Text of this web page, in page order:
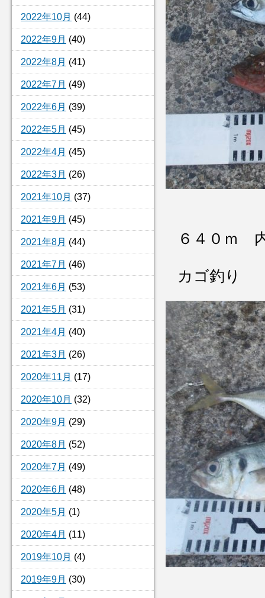
2022年10月 (44)
2022年9月 (40)
2022年8月 (41)
2022年7月 (49)
2022年6月 (39)
2022年5月 (45)
2022年4月 (45)
2022年3月 (26)
2021年10月 (37)
2021年9月 (45)
2021年8月 (44)
2021年7月 (46)
2021年6月 (53)
2021年5月 (31)
2021年4月 (40)
2021年3月 (26)
2020年11月 (17)
2020年10月 (32)
2020年9月 (29)
2020年8月 (52)
2020年7月 (49)
2020年6月 (48)
2020年5月 (1)
2020年4月 (11)
2019年10月 (4)
2019年9月 (30)
６４０ｍ
カゴ釣り